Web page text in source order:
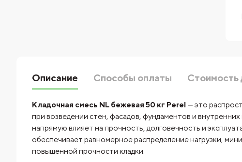
Описание Способы оплаты Стоимость
Кладочная смесь NL бежевая 50 кг Perel— это
при возведении стен, фасадов, фундаментов и
напрямую влияет на прочность, долговечность и
обеспечивает равномерное распределение нагрузки,
повышенной прочности кладки.